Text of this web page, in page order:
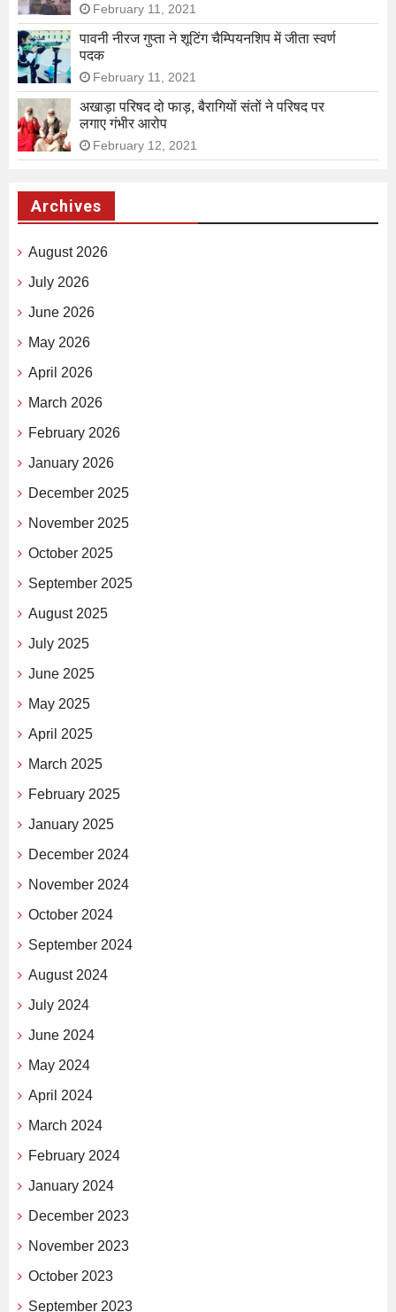
February 11, 2021
पावनी नीरज गुप्ता ने शूटिंग चैम्पियनशिप में जीता स्वर्ण
पदक
February 11, 2021
अखाड़ा परिषद दो फाड़, बैरागियों संतों ने परिषद पर
लगाए गंभीर आरोप
February 12, 2021
Archives
August 2026
July 2026
June 2026
May 2026
April 2026
March 2026
February 2026
January 2026
December 2025
November 2025
October 2025
September 2025
August 2025
July 2025
June 2025
May 2025
April 2025
March 2025
February 2025
January 2025
December 2024
November 2024
October 2024
September 2024
August 2024
July 2024
June 2024
May 2024
April 2024
March 2024
February 2024
January 2024
December 2023
November 2023
October 2023
September 2023